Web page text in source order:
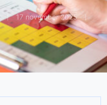
17 november 2025